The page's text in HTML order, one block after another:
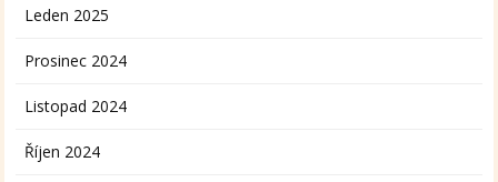
Leden 2025
Prosinec 2024
Listopad 2024
Říjen 2024